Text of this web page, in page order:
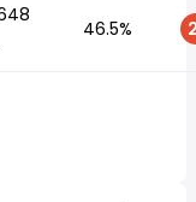
46.5%